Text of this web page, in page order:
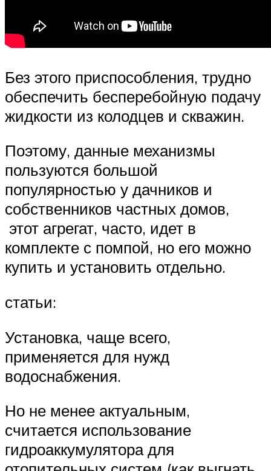
Без этого приспособления, трудно
обеспечить бесперебойную подачу
жидкости из колодцев и скважин.
Поэтому, данные механизмы
пользуются большой
популярностью у дачников и
собственников частных домов,
этот агрегат, часто, идет в
комплекте с помпой, но его можно
купить и установить отдельно.
статьи:
Установка, чаще всего,
применяется для нужд
водоснабжения.
Но не менее актуальным,
считается использование
гидроаккумулятора для